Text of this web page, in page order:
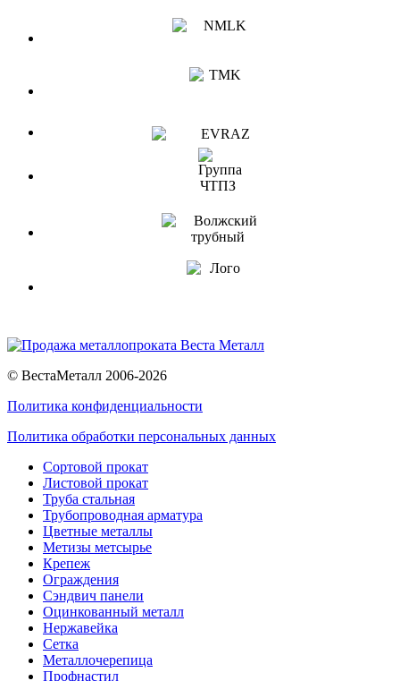
© ВестаМеталл 2006-2026
Политика конфиденциальности
Политика обработки персональных данных
Сортовой прокат
Листовой прокат
Труба стальная
Трубопроводная арматура
Цветные металлы
Метизы метсырье
Крепеж
Ограждения
Сэндвич панели
Оцинкованный металл
Нержавейка
Сетка
Металлочерепица
Профнастил